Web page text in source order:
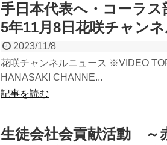
手日本代表へ・コーラ
5年11月8日花咲チャン
2023/11/8
花咲チャンネルニュース ※VIDEO
HANASAKI CHANNE...
記事を読む
生徒会社会貢献活動 ～